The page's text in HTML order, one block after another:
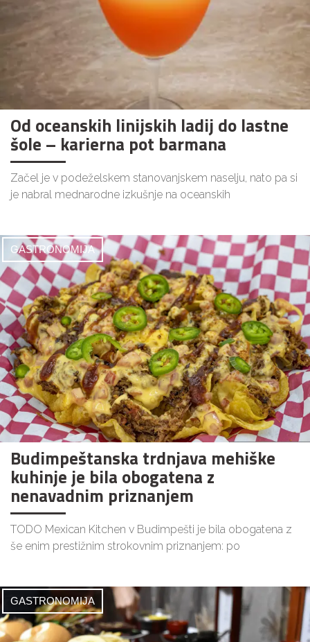
Od oceanskih linijskih ladij do lastne
šole – karierna pot barmana
Začel je v podeželskem stanovanjskem naselju, nato pa si
je nabral mednarodne izkušnje na oceanskih
GASTRONOMIJA
Budimpeštanska trdnjava mehiške
kuhinje je bila obogatena z
nenavadnim priznanjem
TODO Mexican Kitchen v Budimpešti je bila obogatena z
še enim prestižnim strokovnim priznanjem: po
GASTRONOMIJA